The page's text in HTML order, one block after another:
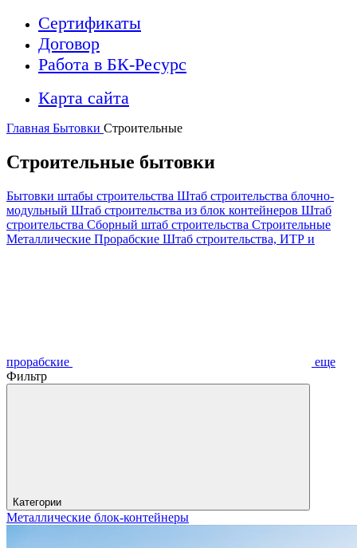
Сертификаты
Договор
Работа в БК-Ресурс
Карта сайта
Главная Бытовки Строительные
Строительные бытовки
Бытовки штабы строительства Штаб строительства блочно-
модульный Штаб строительства из блок контейнеров Штаб
строительства Сборный штаб строительства Строительные
Металлические Прорабские Штаб строительства, ИТР и
прорабские
еще
Фильтр
Категории
Металлические блок-контейнеры